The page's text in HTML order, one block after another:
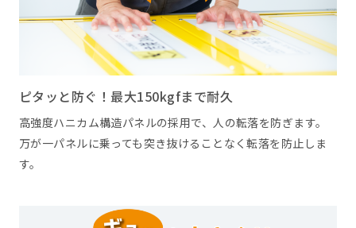
ピタッと防ぐ！最大150kgfまで耐久
高強度ハニカム構造パネルの採用で、人の転落を防ぎます。
万が一パネルに乗っても突き抜けることなく転落を防止しま
す。